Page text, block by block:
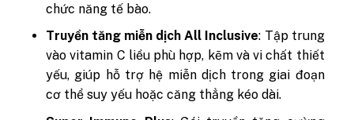
chức năng tế bào.
Truyền tăng miễn dịch All Inclusive: Tập trung
vào vitamin C liều phù hợp, kẽm và vi chất thiết
yếu, giúp hỗ trợ hệ miễn dịch trong giai đoạn
cơ thể suy yếu hoặc căng thẳng kéo dài.